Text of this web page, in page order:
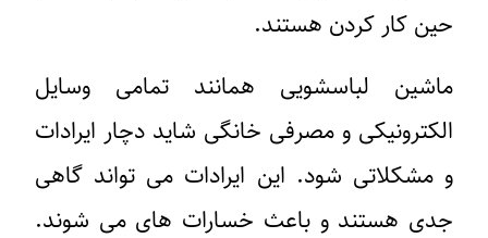
حین کار کردن هستند.
ماشین لباسشویی همانند تمامی وسایل
الکترونیکی و مصرفی خانگی شاید دچار ایرادات
و مشکلاتی شود. این ایرادات می تواند گاهی
جدی هستند و باعث خسارات های می شوند.